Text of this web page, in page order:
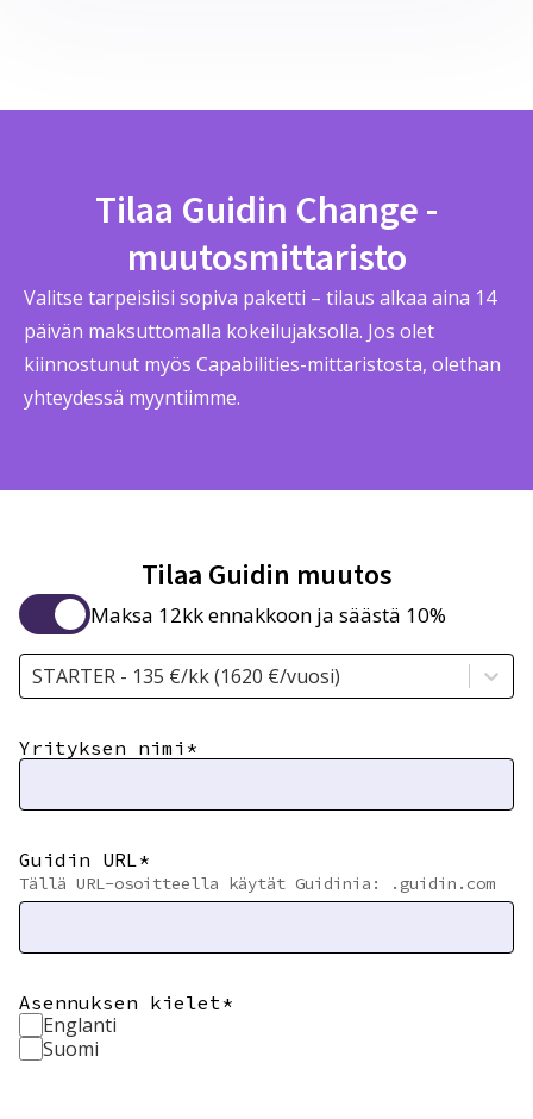
Tilaa Guidin Change -
muutosmittaristo
Valitse tarpeisiisi sopiva paketti – tilaus alkaa aina 14
päivän maksuttomalla kokeilujaksolla. Jos olet
kiinnostunut myös Capabilities-mittaristosta, olethan
yhteydessä myyntiimme.